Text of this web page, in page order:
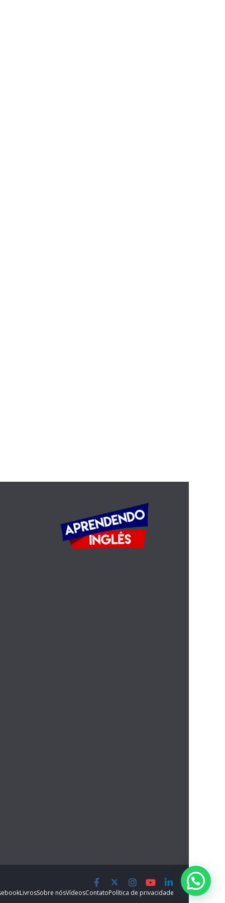
ebookLivrosSobre nósVídeosContatoPolítica de privacidade